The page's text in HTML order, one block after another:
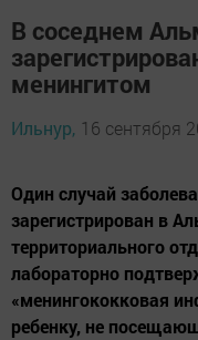
В соседнем
менингитом
Ильнур, 16 сентября
Один случай
зарегистрирован в
территориального
лабораторно
«менингококковая
ребенку, не